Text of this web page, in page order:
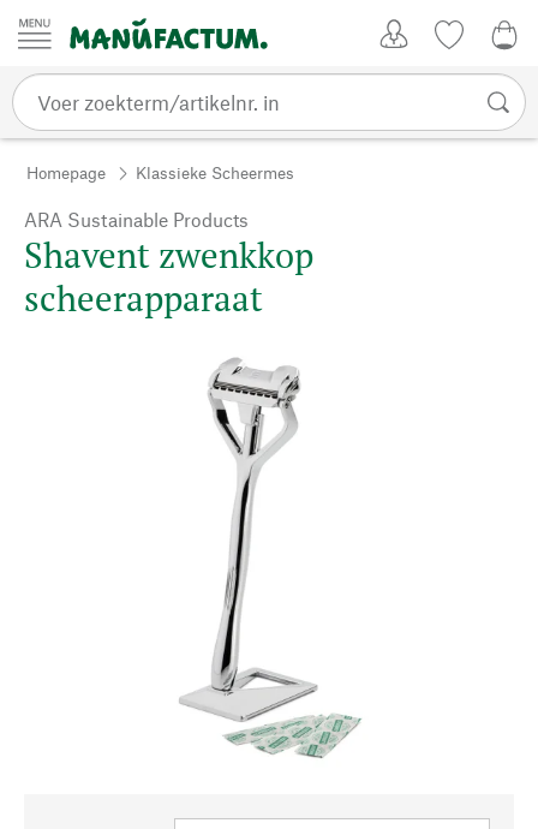
Passer au contenu
Homepage Klassieke Scheermes
ARA Sustainable Products
Shavent zwenkkop
scheerapparaat